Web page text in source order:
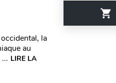
la
au
LIRE LA